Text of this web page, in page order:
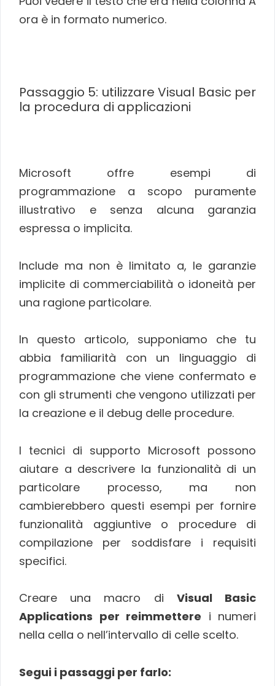
ora è in formato numerico.
Passaggio 5: utilizzare Visual Basic per
la procedura di applicazioni
Microsoft offre esempi di
programmazione a scopo puramente
illustrativo e senza alcuna garanzia
espressa o implicita.
Include ma non è limitato a, le garanzie
implicite di commerciabilità o idoneità per
una ragione particolare.
In questo articolo, supponiamo che tu
abbia familiarità con un linguaggio di
programmazione che viene confermato e
con gli strumenti che vengono utilizzati per
la creazione e il debug delle procedure.
I tecnici di supporto Microsoft possono
aiutare a descrivere la funzionalità di un
particolare processo, ma non
cambierebbero questi esempi per fornire
funzionalità aggiuntive o procedure di
compilazione per soddisfare i requisiti
specifici.
Creare una macro di Visual Basic
Applications per reimmettere i numeri
nella cella o nell’intervallo di celle scelto.
Segui i passaggi per farlo: